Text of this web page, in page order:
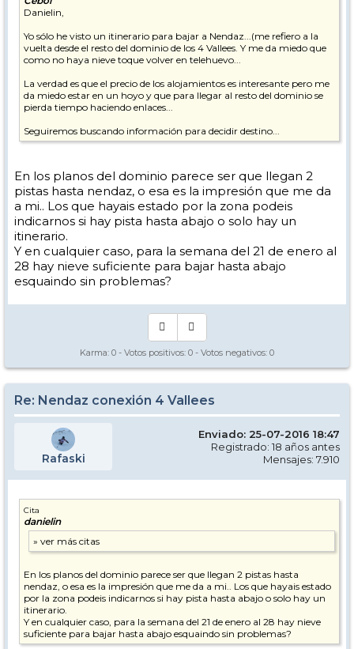
Danielin,
Yo sólo he visto un itinerario para bajar a Nendaz...(me refiero a la
vuelta desde el resto del dominio de los 4 Vallees. Y me da miedo que
como no haya nieve toque volver en telehuevo...
La verdad es que el precio de los alojamientos es interesante pero me
da miedo estar en un hoyo y que para llegar al resto del dominio se
pierda tiempo haciendo enlaces...
Seguiremos buscando información para decidir destino...
En los planos del dominio parece ser que llegan 2
pistas hasta nendaz, o esa es la impresión que me da
a mi.. Los que hayais estado por la zona podeis
indicarnos si hay pista hasta abajo o solo hay un
itinerario.
Y en cualquier caso, para la semana del 21 de enero al
28 hay nieve suficiente para bajar hasta abajo
esquaindo sin problemas?
Karma: 0 - Votos positivos: 0 - Votos negativos: 0
Re: Nendaz conexión 4 Vallees
Rafaski
Enviado: 25-07-2016 18:47
Registrado: 18 años antes
Mensajes: 7.910
Cita
danielin
En los planos del dominio parece ser que llegan 2 pistas hasta
nendaz, o esa es la impresión que me da a mi.. Los que hayais estado
por la zona podeis indicarnos si hay pista hasta abajo o solo hay un
itinerario.
Y en cualquier caso, para la semana del 21 de enero al 28 hay nieve
suficiente para bajar hasta abajo esquaindo sin problemas?